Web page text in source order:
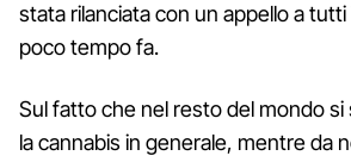
stata rilanciata con un appello a
poco tempo fa.
Sul fatto che nel resto del mondo si
la cannabis in generale, mentre da